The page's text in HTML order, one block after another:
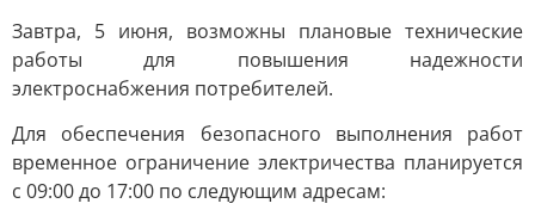
Завтра, 5 июня, возможны плановые технические
работы для повышения надежности
электроснабжения потребителей.
Для обеспечения безопасного выполнения работ
временное ограничение электричества планируется
с 09:00 до 17:00 по следующим адресам: